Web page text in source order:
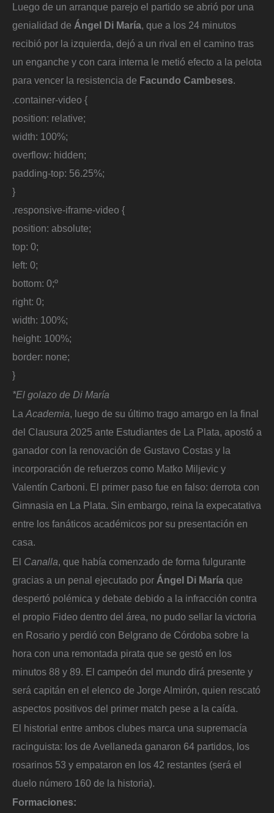
Luego de un arranque parejo el partido se abrió por una
genialidad de Ángel Di María, que a los 24 minutos
recibió por la izquierda, dejó a un rival en el camino tras
un enganche y con cara interna le metió efecto a la pelota
para vencer la resistencia de Facundo Cambeses.
.container-video {
position: relative;
width: 100%;
overflow: hidden;
padding-top: 56.25%;
}
.responsive-iframe-video {
position: absolute;
top: 0;
left: 0;
bottom: 0;º
right: 0;
width: 100%;
height: 100%;
border: none;
}
*El golazo de Di María
La Academia, luego de su último trago amargo en la final
del Clausura 2025 ante Estudiantes de La Plata, apostó a
ganador con la renovación de Gustavo Costas y la
incorporación de refuerzos como Matko Miljevic y
Valentín Carboni. El primer paso fue en falso: derrota con
Gimnasia en La Plata. Sin embargo, reina la expecatativa
entre los fanáticos académicos por su presentación en
casa.
El Canalla, que había comenzado de forma fulgurante
gracias a un penal ejecutado por Ángel Di María que
despertó polémica y debate debido a la infracción contra
el propio Fideo dentro del área, no pudo sellar la victoria
en Rosario y perdió con Belgrano de Córdoba sobre la
hora con una remontada pirata que se gestó en los
minutos 88 y 89. El campeón del mundo dirá presente y
será capitán en el elenco de Jorge Almirón, quien rescató
aspectos positivos del primer match pese a la caída.
El historial entre ambos clubes marca una supremacía
racinguista: los de Avellaneda ganaron 64 partidos, los
rosarinos 53 y empataron en los 42 restantes (será el
duelo número 160 de la historia).
Formaciones: